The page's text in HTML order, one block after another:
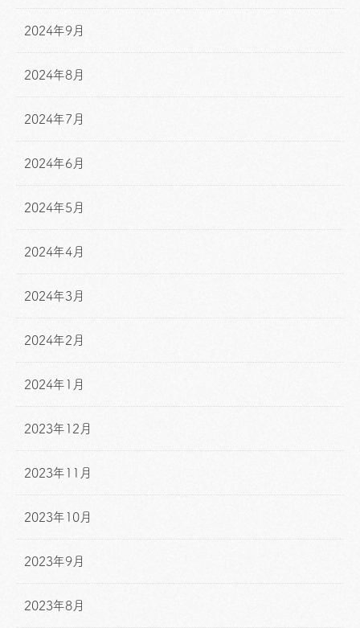
2024年9月
2024年8月
2024年7月
2024年6月
2024年5月
2024年4月
2024年3月
2024年2月
2024年1月
2023年12月
2023年11月
2023年10月
2023年9月
2023年8月